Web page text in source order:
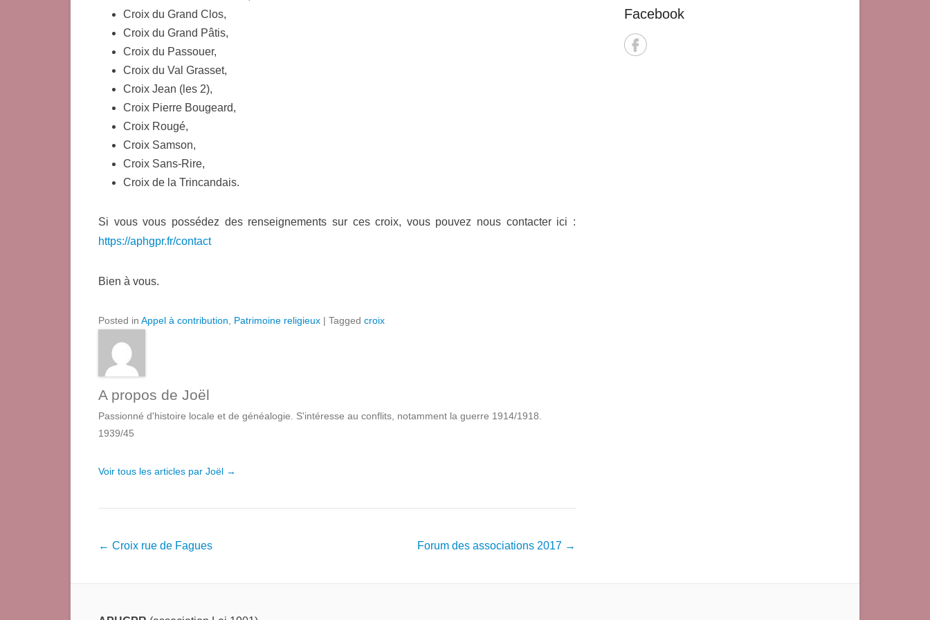
Croix du Grand Clos,
Croix du Grand Pâtis,
Croix du Passouer,
Croix du Val Grasset,
Croix Jean (les 2),
Croix Pierre Bougeard,
Croix Rougé,
Croix Samson,
Croix Sans-Rire,
Croix de la Trincandais.
Si vous vous possédez des renseignements sur ces croix, vous pouvez nous contacter ici :
https://aphgpr.fr/contact
Bien à vous.
Posted in Appel à contribution Patrimoine religieux | Tagged croix
A propos de Joël
Passionné d'histoire locale et de généalogie. S'intéresse au conflits, notamment la guerre 1914/1918.
1939/45
Voir tous les articles par Joël →
Navigation
les
← Croix rue de Fagues Forum des associations 2017 →
Facebook